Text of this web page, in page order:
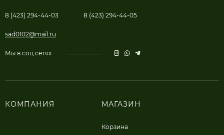
8 (423) 294-44-03 8 (423) 294-44-05
sad0102@mail.ru
Мы в соц.сетях
КОМПАНИЯ МАГАЗИН
Корзина